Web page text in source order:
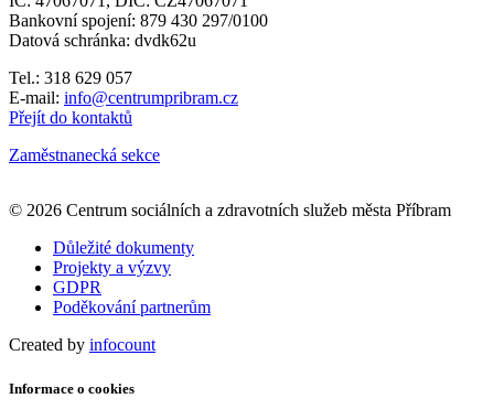
Bankovní spojení: 879 430 297/0100
Datová schránka: dvdk62u
Tel.: 318 629 057
E-mail: info@centrumpribram.cz
Přejít do kontaktů
Zaměstnanecká sekce
+
−
© 2026 Centrum sociálních a zdravotních služeb města Příbram
Důležité dokumenty
Projekty a výzvy
GDPR
Poděkování partnerům
Created by infocount
Informace o cookies